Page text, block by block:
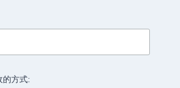
的方式: